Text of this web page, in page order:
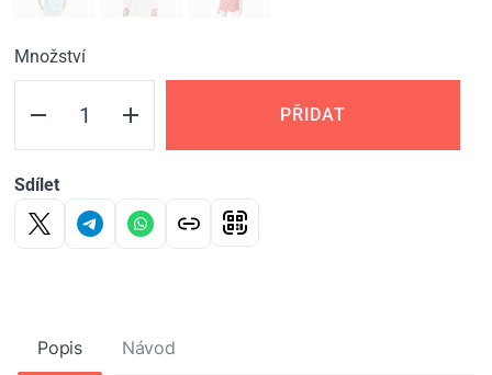
Množství
PŘIDAT
Sdílet
Popis Návod